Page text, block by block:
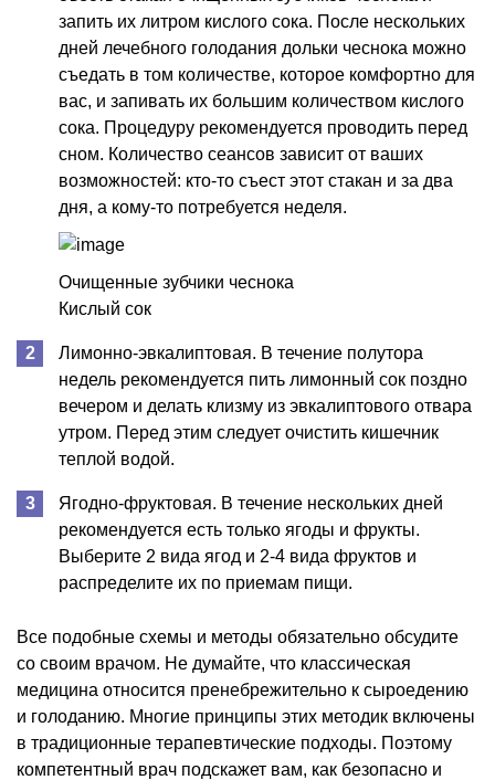
запить их литром кислого сока. После нескольких
дней лечебного голодания дольки чеснока можно
съедать в том количестве, которое комфортно для
вас, и запивать их большим количеством кислого
сока. Процедуру рекомендуется проводить перед
сном. Количество сеансов зависит от ваших
возможностей: кто-то съест этот стакан и за два
дня, а кому-то потребуется неделя.
Очищенные зубчики чеснока
Кислый сок
Лимонно-эвкалиптовая. В течение полутора
недель рекомендуется пить лимонный сок поздно
вечером и делать клизму из эвкалиптового отвара
утром. Перед этим следует очистить кишечник
теплой водой.
Ягодно-фруктовая. В течение нескольких дней
рекомендуется есть только ягоды и фрукты.
Выберите 2 вида ягод и 2-4 вида фруктов и
распределите их по приемам пищи.
Все подобные схемы и методы обязательно обсудите
со своим врачом. Не думайте, что классическая
медицина относится пренебрежительно к сыроедению
и голоданию. Многие принципы этих методик включены
в традиционные терапевтические подходы. Поэтому
компетентный врач подскажет вам, как безопасно и